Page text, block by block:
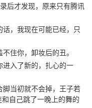
后才发现，原来只有腾讯
，我现在可能已经，只
住你，卸妆后的丑。
进入了新的，扎心的一
脚当初就不会掉，王子若
自己跳了一晚上的舞的